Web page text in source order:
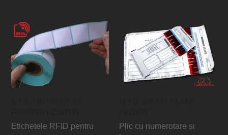
Etichetele RFID pentru
Plic cu numerotare și